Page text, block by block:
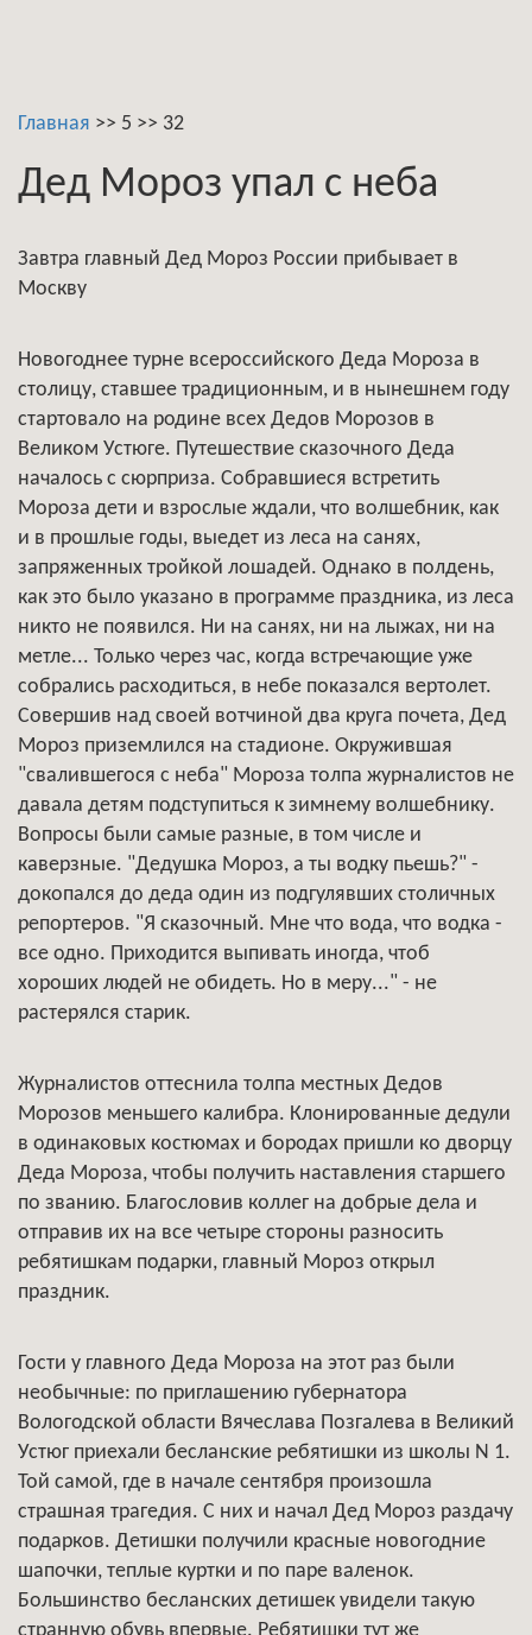
Главная >> 5 >> 32
Дед Мороз упал с неба
Завтра главный Дед Мороз России прибывает в
Москву
Новогоднее турне всероссийского Деда Мороза в
столицу, ставшее традиционным, и в нынешнем году
стартовало на родине всех Дедов Морозов в
Великом Устюге. Путешествие сказочного Деда
началось с сюрприза. Собравшиеся встретить
Мороза дети и взрослые ждали, что волшебник, как
и в прошлые годы, выедет из леса на санях,
запряженных тройкой лошадей. Однако в полдень,
как это было указано в программе праздника, из леса
никто не появился. Ни на санях, ни на лыжах, ни на
метле... Только через час, когда встречающие уже
собрались расходиться, в небе показался вертолет.
Совершив над своей вотчиной два круга почета, Дед
Мороз приземлился на стадионе. Окружившая
"свалившегося с неба" Мороза толпа журналистов не
давала детям подступиться к зимнему волшебнику.
Вопросы были самые разные, в том числе и
каверзные. "Дедушка Мороз, а ты водку пьешь?" -
докопался до деда один из подгулявших столичных
репортеров. "Я сказочный. Мне что вода, что водка -
все одно. Приходится выпивать иногда, чтоб
хороших людей не обидеть. Но в меру..." - не
растерялся старик.
Журналистов оттеснила толпа местных Дедов
Морозов меньшего калибра. Клонированные дедули
в одинаковых костюмах и бородах пришли ко дворцу
Деда Мороза, чтобы получить наставления старшего
по званию. Благословив коллег на добрые дела и
отправив их на все четыре стороны разносить
ребятишкам подарки, главный Мороз открыл
праздник.
Гости у главного Деда Мороза на этот раз были
необычные: по приглашению губернатора
Вологодской области Вячеслава Позгалева в Великий
Устюг приехали бесланские ребятишки из школы N 1.
Той самой, где в начале сентября произошла
страшная трагедия. С них и начал Дед Мороз раздачу
подарков. Детишки получили красные новогодние
шапочки, теплые куртки и по паре валенок.
Большинство бесланских детишек увидели такую